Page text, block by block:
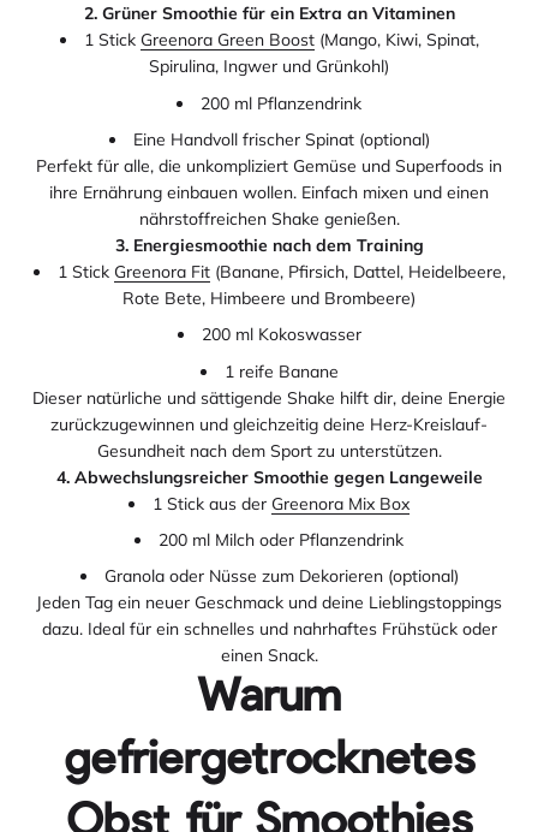
2. Grüner Smoothie für ein Extra an Vitaminen
1 Stick Greenora Green Boost(Mango, Kiwi, Spinat,
Spirulina, Ingwer und Grünkohl)
200 ml Pflanzendrink
Eine Handvoll frischer Spinat (optional)
Perfekt für alle, die unkompliziert Gemüse und Superfoods in
ihre Ernährung einbauen wollen. Einfach mixen und einen
nährstoffreichen Shake genießen.
3. Energiesmoothie nach dem Training
1 Stick Greenora Fit(Banane, Pfirsich, Dattel, Heidelbeere,
Rote Bete, Himbeere und Brombeere)
200 ml Kokoswasser
1 reife Banane
Dieser natürliche und sättigende Shake hilft dir, deine Energie
zurückzugewinnen und gleichzeitig deine Herz-Kreislauf-
Gesundheit nach dem Sport zu unterstützen.
4. Abwechslungsreicher Smoothie gegen Langeweile
1 Stick aus der Greenora Mix Box
200 ml Milch oder Pflanzendrink
Granola oder Nüsse zum Dekorieren (optional)
Jeden Tag ein neuer Geschmack und deine Lieblingstoppings
dazu. Ideal für ein schnelles und nahrhaftes Frühstück oder
einen Snack.
Warum
gefriergetrocknetes